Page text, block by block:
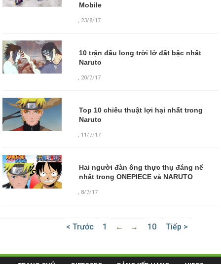
Mobile
, 23/8/17
10 trận đấu long trời lở đất bậc nhất
Naruto
, 20/7/17
Top 10 chiêu thuật lợi hại nhất trong
Naruto
, 11/7/17
Hai người đàn ông thực thụ đáng nể
nhất trong ONEPIECE và NARUTO
, 8/7/17
< Trước 1 ← → 10 Tiếp >